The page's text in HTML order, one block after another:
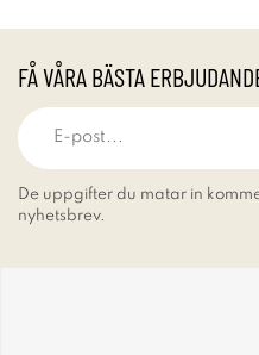
FÅ VÅRA BÄSTA
De uppgifter du matar in
nyhetsbrev.